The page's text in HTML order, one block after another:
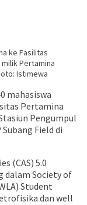
ke Fasilitas
milik Pertamina
Istimewa
mahasiswa
Pertamina
Pengumpul
Field di
(CAS) 5.0
dalam Society of
Student
dan well